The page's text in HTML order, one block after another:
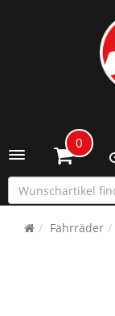
Toggle navigation
0
Fahrräder